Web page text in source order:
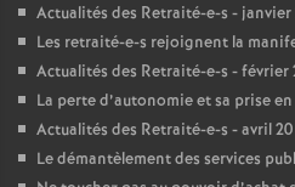
Actualités des Retraité-e-s - janvier
Les retraité-e-s rejoignent la
Actualités des Retraité-e-s - février
La perte d’autonomie et sa prise
Actualités des Retraité-e-s - avril
Le démantèlement des services